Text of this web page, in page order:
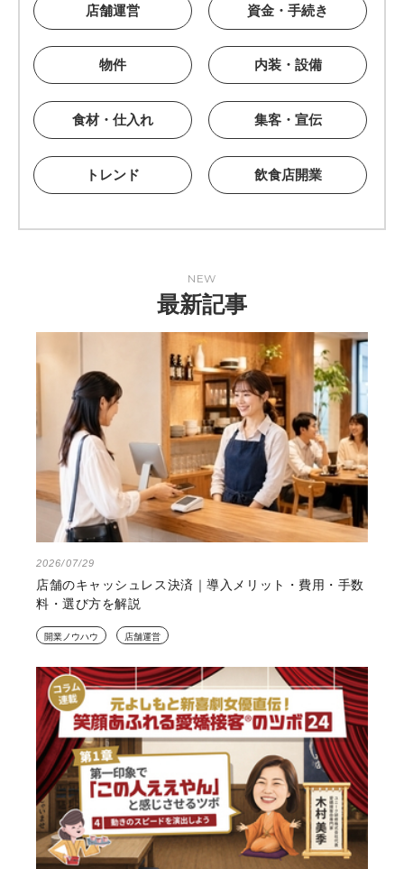
店舗運営 資金・手続き
物件 内装・設備
食材・仕入れ 集客・宣伝
トレンド 飲食店開業
NEW
最新記事
2026/07/29
店舗のキャッシュレス決済｜導入メリット・費用・手数
料・選び方を解説
開業ノウハウ 店舗運営